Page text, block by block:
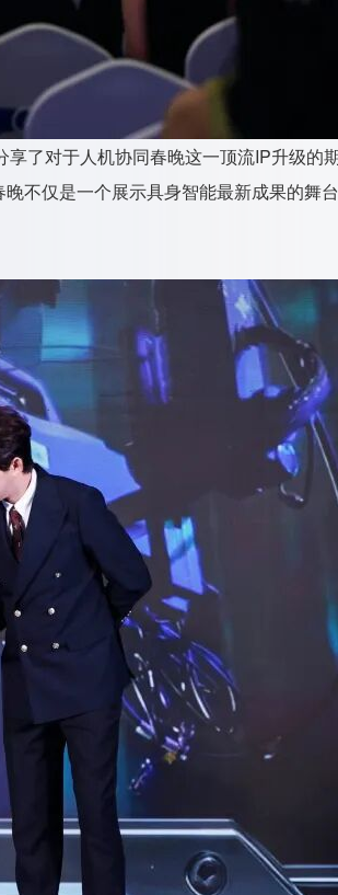
了对于人机协同春晚这一顶流IP升级的
不仅是一个展示具身智能最新成果的舞